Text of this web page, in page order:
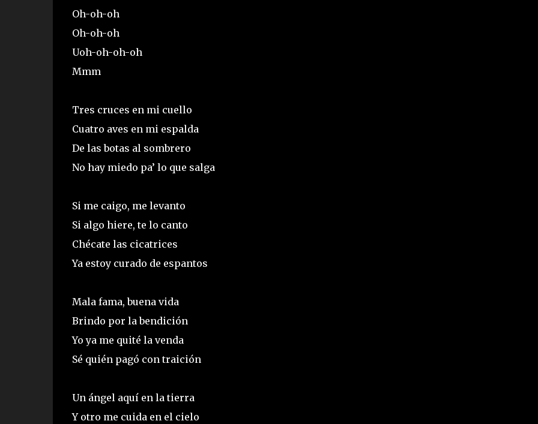
Oh-oh-oh
Oh-oh-oh
Uoh-oh-oh-oh
Mmm
Tres cruces en mi cuello
Cuatro aves en mi espalda
De las botas al sombrero
No hay miedo pa’ lo que salga
Si me caigo, me levanto
Si algo hiere, te lo canto
Chécate las cicatrices
Ya estoy curado de espantos
Mala fama, buena vida
Brindo por la bendición
Yo ya me quité la venda
Sé quién pagó con traición
Un ángel aquí en la tierra
Y otro me cuida en el cielo